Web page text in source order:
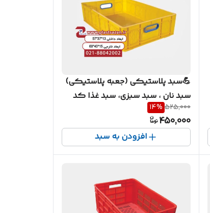
💪سبد پلاستیکی (جعبه پلاستیکی)
سبد نان ، سبد سبزی، سبد غذا کد
513
525,000
14%
450,000
افزودن به سبد